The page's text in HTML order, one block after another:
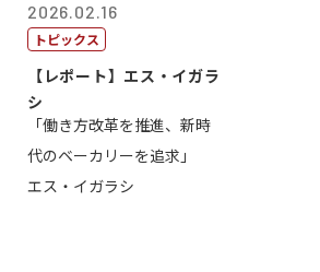
2026.02.16
トピックス
【レポート】エス・イガラ
シ
「働き方改革を推進、新時
代のベーカリーを追求」
エス・イガラシ